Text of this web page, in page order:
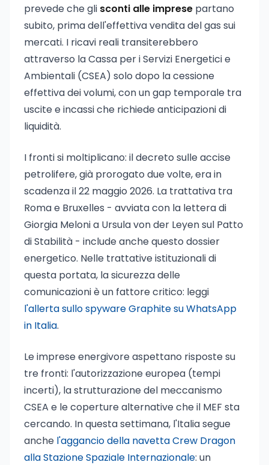
prevede che gli sconti alle imprese partano
subito, prima dell'effettiva vendita del gas sui
mercati. I ricavi reali transiterebbero
attraverso la Cassa per i Servizi Energetici e
Ambientali (CSEA) solo dopo la cessione
effettiva dei volumi, con un gap temporale tra
uscite e incassi che richiede anticipazioni di
liquidità.
I fronti si moltiplicano: il decreto sulle accise
petrolifere, già prorogato due volte, era in
scadenza il 22 maggio 2026. La trattativa tra
Roma e Bruxelles - avviata con la lettera di
Giorgia Meloni a Ursula von der Leyen sul Patto
di Stabilità - include anche questo dossier
energetico. Nelle trattative istituzionali di
questa portata, la sicurezza delle
comunicazioni è un fattore critico: leggi
l'allerta sullo spyware Graphite su WhatsApp
in Italia.
Le imprese energivore aspettano risposte su
tre fronti: l'autorizzazione europea (tempi
incerti), la strutturazione del meccanismo
CSEA e le coperture alternative che il MEF sta
cercando. In questa settimana, l'Italia segue
anche l'aggancio della navetta Crew Dragon
alla Stazione Spaziale Internazionale: un